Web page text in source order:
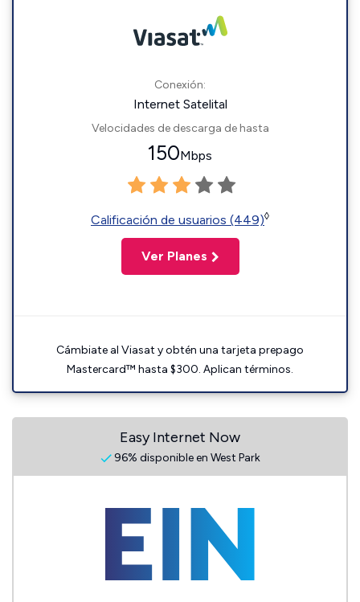
Conexión:
Internet Satelital
Velocidades de descarga de hasta
150Mbps
Calificación de usuarios (449)◊
Ver Planes
Cámbiate al Viasat y obtén una tarjeta prepago
Mastercard™ hasta $300. Aplican términos.
Easy Internet Now
96% disponible en West Park